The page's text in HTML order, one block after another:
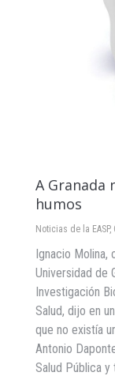
A Granada
humos
Noticias de la EASP,
Ignacio Molina,
Universidad de
Investigación
Salud, dijo en
que no existía
Antonio
Salud Pública